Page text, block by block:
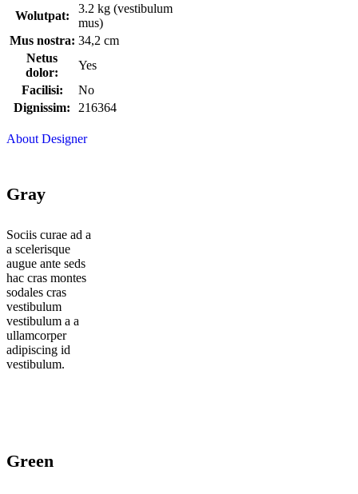
Wolutpat:
3.2 kg (vestibulum
mus)
Mus nostra: 34,2 cm
Netus
dolor:
Yes
Facilisi:
No
Dignissim:
216364
About Designer
Gray
Sociis curae ad a
a scelerisque
augue ante seds
hac cras montes
sodales cras
vestibulum
vestibulum a a
ullamcorper
adipiscing id
vestibulum.
Green